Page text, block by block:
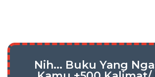
Nih... Buku Yang